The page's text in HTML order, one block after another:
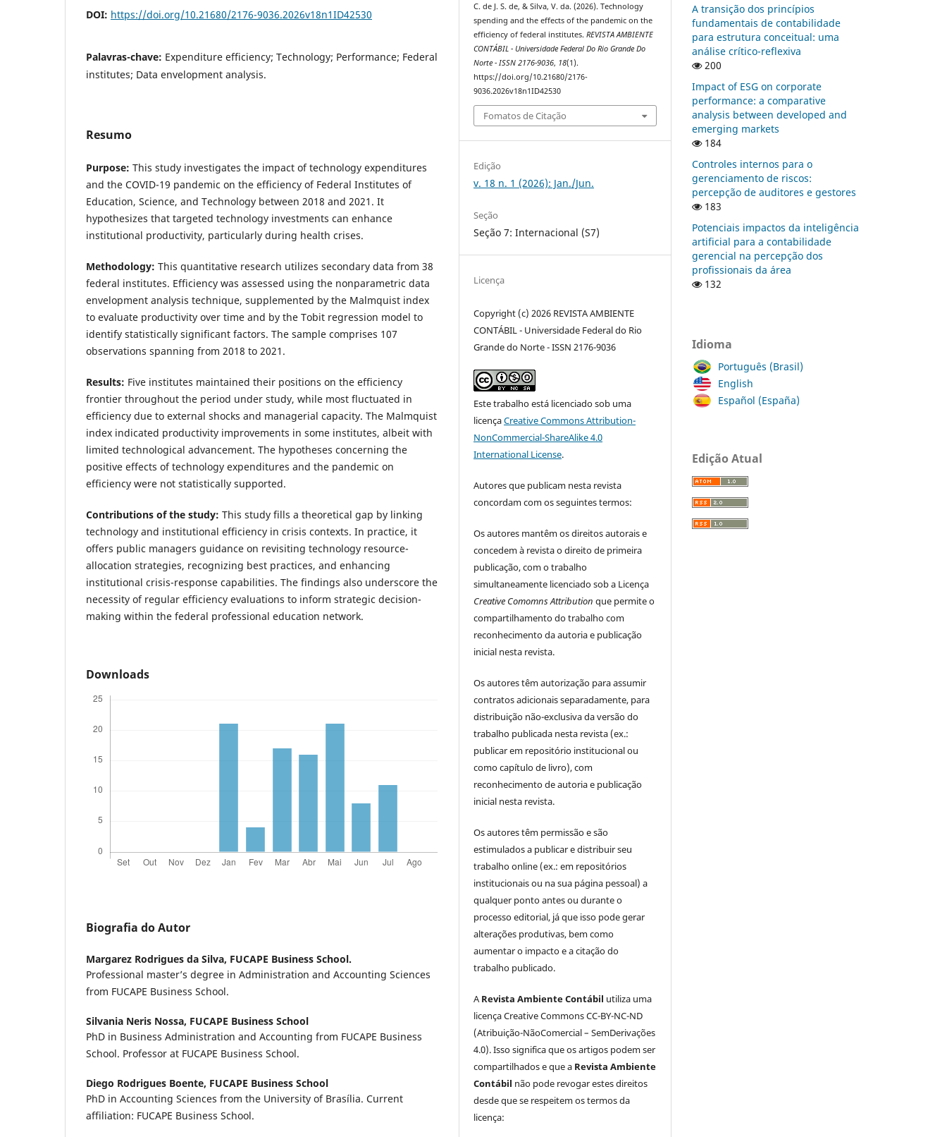
DOI: https://doi.org/10.21680/2176-9036.2026v18n1ID42530
Palavras-chave: Expenditure efficiency; Technology; Performance; Federal
institutes; Data envelopment analysis.
Resumo
Purpose: This study investigates the impact of technology expenditures
and the COVID-19 pandemic on the efficiency of Federal Institutes of
Education, Science, and Technology between 2018 and 2021. It
hypothesizes that targeted technology investments can enhance
institutional productivity, particularly during health crises.
Methodology: This quantitative research utilizes secondary data from 38
federal institutes. Efficiency was assessed using the nonparametric data
envelopment analysis technique, supplemented by the Malmquist index
to evaluate productivity over time and by the Tobit regression model to
identify statistically significant factors. The sample comprises 107
observations spanning from 2018 to 2021.
Results: Five institutes maintained their positions on the efficiency
frontier throughout the period under study, while most fluctuated in
efficiency due to external shocks and managerial capacity. The Malmquist
index indicated productivity improvements in some institutes, albeit with
limited technological advancement. The hypotheses concerning the
positive effects of technology expenditures and the pandemic on
efficiency were not statistically supported.
Contributions of the study: This study fills a theoretical gap by linking
technology and institutional efficiency in crisis contexts. In practice, it
offers public managers guidance on revisiting technology resource-
allocation strategies, recognizing best practices, and enhancing
institutional crisis-response capabilities. The findings also underscore the
necessity of regular efficiency evaluations to inform strategic decision-
making within the federal professional education network.
Downloads
Biografia do Autor
Margarez Rodrigues da Silva, FUCAPE Business School.
Professional master’s degree in Administration and Accounting Sciences
from FUCAPE Business School.
Silvania Neris Nossa, FUCAPE Business School
PhD in Business Administration and Accounting from FUCAPE Business
School. Professor at FUCAPE Business School.
Diego Rodrigues Boente, FUCAPE Business School
PhD in Accounting Sciences from the University of Brasília. Current
affiliation: FUCAPE Business School.
C. de J. S. de, & Silva, V. da. (2026). Technology
spending and the effects of the pandemic on the
efficiency of federal institutes.REVISTA AMBIENTE
CONTÁBIL - Universidade Federal Do Rio Grande Do
Norte - ISSN 2176-9036, 18(1).
https://doi.org/10.21680/2176-
9036.2026v18n1ID42530
Fomatos de Citação
Edição
v. 18 n. 1 (2026): Jan./Jun.
Seção
Seção 7: Internacional (S7)
Licença
Copyright (c) 2026 REVISTA AMBIENTE
CONTÁBIL - Universidade Federal do Rio
Grande do Norte - ISSN 2176-9036
Este trabalho está licenciado sob uma
licençaCreative Commons Attribution-
NonCommercial-ShareAlike 4.0
International License.
Autores que publicam nesta revista
concordam com os seguintes termos:
Os autores mantêm os direitos autorais e
concedem à revista o direito de primeira
publicação, com o trabalho
simultaneamente licenciado sob a Licença
Creative Comomns Attribution que permite o
compartilhamento do trabalho com
reconhecimento da autoria e publicação
inicial nesta revista.
Os autores têm autorização para assumir
contratos adicionais separadamente, para
distribuição não-exclusiva da versão do
trabalho publicada nesta revista (ex.:
publicar em repositório institucional ou
como capítulo de livro), com
reconhecimento de autoria e publicação
inicial nesta revista.
Os autores têm permissão e são
estimulados a publicar e distribuir seu
trabalho online (ex.: em repositórios
institucionais ou na sua página pessoal) a
qualquer ponto antes ou durante o
processo editorial, já que isso pode gerar
alterações produtivas, bem como
aumentar o impacto e a citação do
trabalho publicado.
ARevista Ambiente Contábil utiliza uma
licença Creative Commons CC-BY-NC-ND
(Atribuição-NãoComercial – SemDerivações
4.0). Isso significa que os artigos podem ser
compartilhados e que a Revista Ambiente
Contábil não pode revogar estes direitos
desde que se respeitem os termos da
licença:
A transição dos princípios
fundamentais de contabilidade
para estrutura conceitual: uma
análise crítico-reflexiva
200
Impact of ESG on corporate
performance: a comparative
analysis between developed and
emerging markets
184
Controles internos para o
gerenciamento de riscos:
percepção de auditores e gestores
183
Potenciais impactos da inteligência
artificial para a contabilidade
gerencial na percepção dos
profissionais da área
132
Idioma
Português (Brasil)
English
Español (España)
Edição Atual